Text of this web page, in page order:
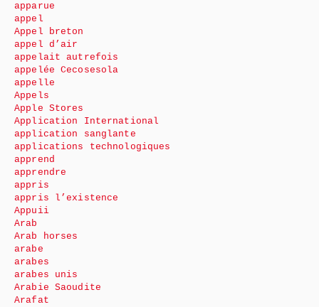
apparue
appel
Appel breton
appel d’air
appelait autrefois
appelée Cecosesola
appelle
Appels
Apple Stores
Application International
application sanglante
applications technologiques
apprend
apprendre
appris
appris l’existence
Appuii
Arab
Arab horses
arabe
arabes
arabes unis
Arabie Saoudite
Arafat